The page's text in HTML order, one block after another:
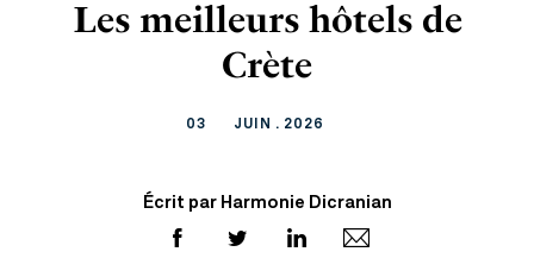
Les meilleurs hôtels de
Crète
03 JUIN . 2026
Écrit par Harmonie Dicranian